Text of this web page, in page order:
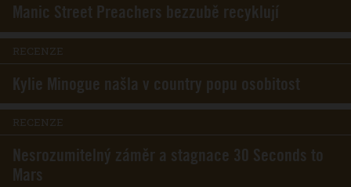
Manic Street Preachers bezzubě recyklují
RECENZE
Kylie Minogue našla v country popu osobitost
RECENZE
Nesrozumitelný záměr a stagnace 30 Seconds to
Mars